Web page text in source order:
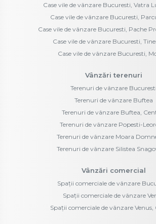
Case vile de vânzare Bucuresti, Vatra
Case vile de vânzare Bucuresti,
Case vile de vânzare Bucuresti, Pache
Case vile de vânzare Bucuresti,
Case vile de vânzare Bucuresti,
Vânzări terenuri
Terenuri de vânzare Bucuresti
Terenuri de vânzare Buftea
Terenuri de vânzare Buftea,
Terenuri de vânzare Popesti-
Terenuri de vânzare Moara
Terenuri de vânzare Silistea
Vânzări comercial
Spații comerciale de vânzare
Spații comerciale de vânzare
Spații comerciale de vânzare Venus,